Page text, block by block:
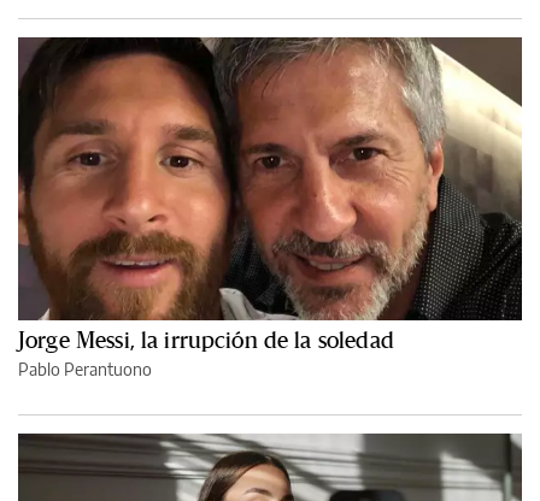
Jorge Messi, la irrupción de la soledad
Pablo Perantuono